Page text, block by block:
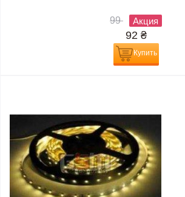
99 Акция
92 ₴
Купить